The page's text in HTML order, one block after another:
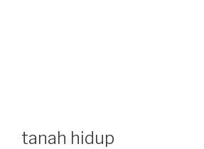
tanah hidup